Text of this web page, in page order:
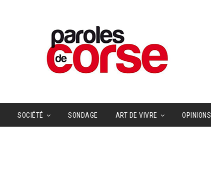
SOCIÉTÉ SONDAGE ART DE VIVRE OPINIONS